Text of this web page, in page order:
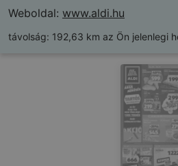
Weboldal: www.aldi.hu
távolság: 192,63 km az Ön jelenlegi